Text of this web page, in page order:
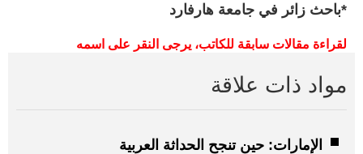
*باحث زائر في جامعة هارفارد
لقراءة مقالات سابقة للكاتب، يرجى النقر على اسمه
مواد ذات علاقة
الإمارات: حين تنجح الحداثة العربية